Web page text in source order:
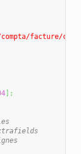
facture/
] ;